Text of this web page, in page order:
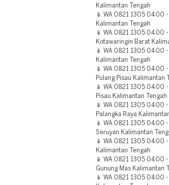
Kalimantan Tengah
📱 WA 0821 1305 0400
Kalimantan Tengah
📱 WA 0821 1305 0400
Kotawaringin Barat
📱 WA 0821 1305 0400
Kalimantan Tengah
📱 WA 0821 1305 0400
Pulang Pisau Kalimantan
📱 WA 0821 1305 0400
Pisau Kalimantan Tengah
📱 WA 0821 1305 0400
Palangka Raya
📱 WA 0821 1305 0400
Seruyan Kalimantan
📱 WA 0821 1305 0400
Kalimantan Tengah
📱 WA 0821 1305 0400 -
Gunung Mas Kalimantan
📱 WA 0821 1305 0400